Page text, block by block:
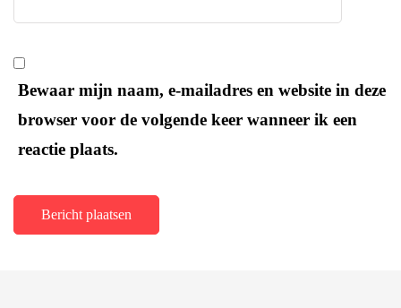
Bewaar mijn naam, e-mailadres en website in deze
browser voor de volgende keer wanneer ik een
reactie plaats.